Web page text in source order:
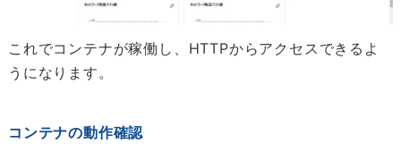
これでコンテナが稼働し、HTTPからアクセスできるよ
うになります。
コンテナの動作確認